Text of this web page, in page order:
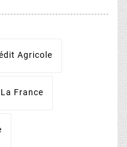
Agricole
France